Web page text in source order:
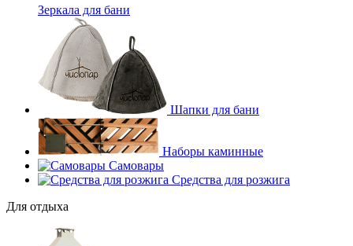
Зеркала для бани
Шапки для бани
Наборы каминные
Самовары
Средства для розжига
Для отдыха